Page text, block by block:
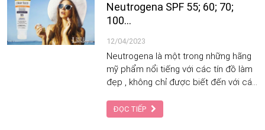
Neutrogena SPF 55; 60; 70;
100…
12/04/2023
Neutrogena là một trong những hãng
mỹ phẩm nổi tiếng với các tín đồ làm
đẹp , không chỉ được biết đến với các
Neutrogena còn được biết đến với
các dòng kem chống nắng được yêu
ĐỌC TIẾP